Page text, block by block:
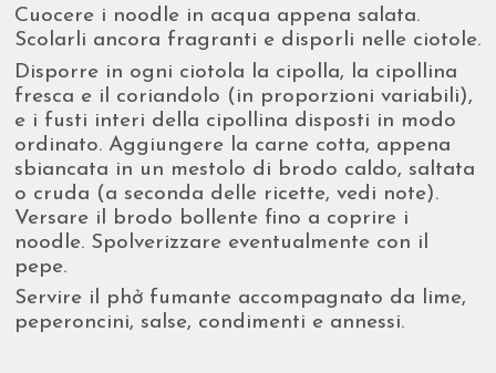
Cuocere i noodle in acqua appena salata.
Scolarli ancora fragranti e disporli nelle ciotole.
Disporre in ogni ciotola la cipolla, la cipollina
fresca e il coriandolo (in proporzioni variabili),
e i fusti interi della cipollina disposti in modo
ordinato. Aggiungere la carne cotta, appena
sbiancata in un mestolo di brodo caldo, saltata
o cruda (a seconda delle ricette, vedi note).
Versare il brodo bollente fino a coprire i
noodle. Spolverizzare eventualmente con il
pepe.
Servire il phở fumante accompagnato da lime,
peperoncini, salse, condimenti e annessi.